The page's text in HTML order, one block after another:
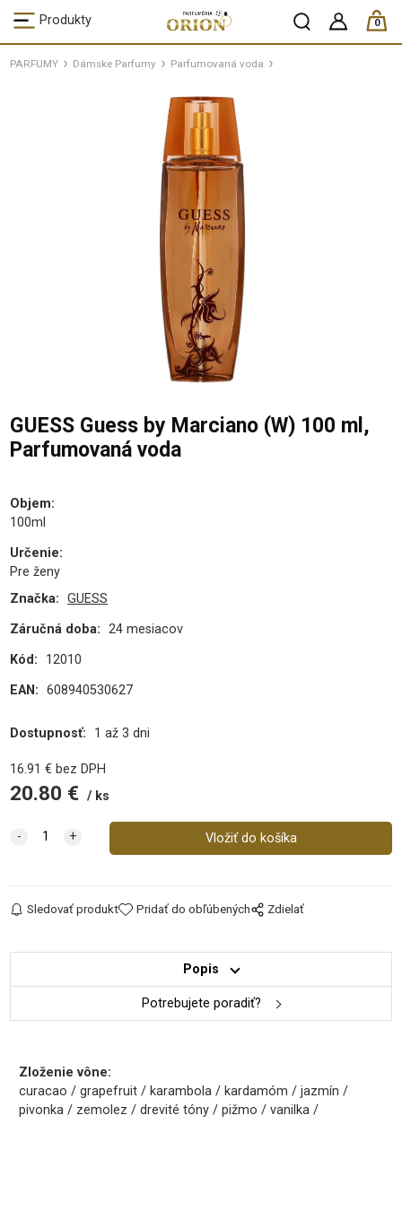
Produkty 0
ks /
PARFUMY Dámske Parfumy Parfumovaná voda
GUESS Guess by Marciano (W) 100 ml,
Parfumovaná voda
Objem:
100ml
Určenie:
Pre ženy
Značka: GUESS
Záručná doba: 24 mesiacov
Kód:
12010
EAN: 608940530627
Dostupnosť: 1 až 3 dni
16.91 € bez DPH
20.80 € ks
Sledovať produkt Pridať do obľúbených Zdielať
Popis
Potrebujete poradiť?
Zloženie vône:
curacao / grapefruit / karambola / kardamóm / jazmín /
pivonka / zemolez / drevité tóny / pižmo / vanilka /